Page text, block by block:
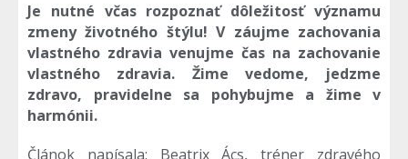
Je nutné včas rozpoznať dôležitosť významu
zmeny životného štýlu! V záujme zachovania
vlastného zdravia venujme čas na zachovanie
vlastného zdravia. Žime vedome, jedzme
zdravo, pravidelne sa pohybujme a žime v
harmónii.
Článok napísala: Beatrix Ács, tréner zdravého